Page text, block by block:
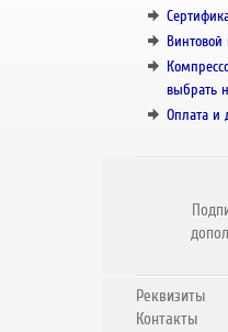
Винтовой
выбрать
Оплата и
Реквизиты
Контакты